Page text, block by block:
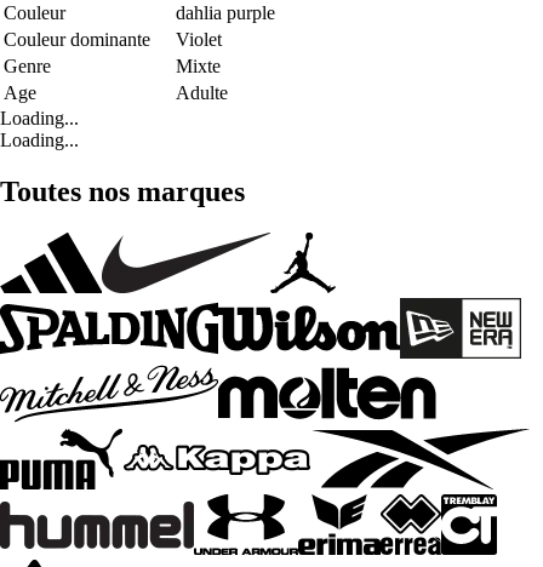
Couleur
dahlia purple
Couleur dominante
Violet
Genre
Mixte
Age
Adulte
Loading...
Loading...
Toutes nos marques